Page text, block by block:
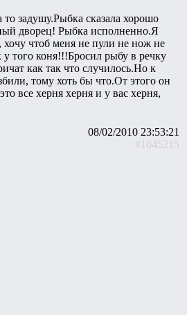
задушу.Рыбка сказала хорошо
дворец! Рыбка исполненно.Я
чтоб меня не пули не нож не
того коня!!!Бросил рыбу в речку
как так что случилось.Но к
тому хоть бы что.От этого он
все херня херня и у вас херня,
08/02/2010 23:53:21
#1045215